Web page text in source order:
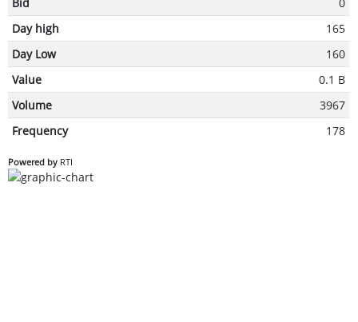
Day high
165
Day Low
160
Value
0.1 B
Volume
3967
Frequency
178
Powered by RTI